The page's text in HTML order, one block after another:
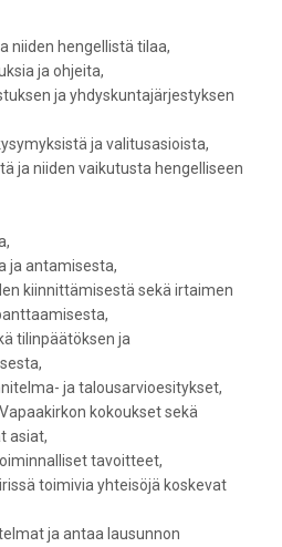
niiden hengellistä tilaa,
ja ohjeita,
ja yhdyskuntajärjestyksen
ja valitusasioista,
ja niiden vaikutusta hengelliseen
ja antamisesta,
kiinnittämisestä sekä irtaimen
tilinpäätöksen ja
ja talousarvioesitykset,
kokoukset sekä
asiat,
tavoitteet,
toimivia yhteisöjä koskevat
ja antaa lausunnon